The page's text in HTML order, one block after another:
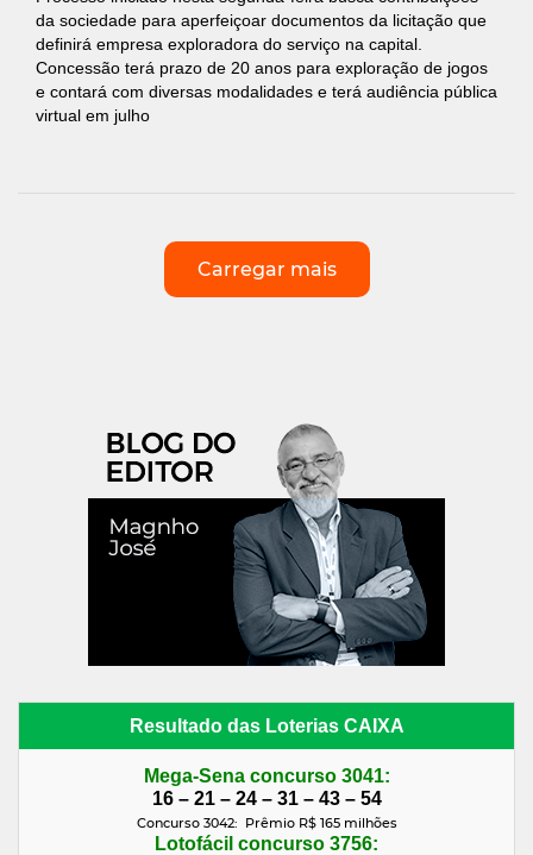
da sociedade para aperfeiçoar documentos da licitação que
definirá empresa exploradora do serviço na capital.
Concessão terá prazo de 20 anos para exploração de jogos
e contará com diversas modalidades e terá audiência pública
virtual em julho
Carregar mais
Resultado das Loterias CAIXA
Mega-Sena concurso 3041:
16 – 21 – 24 – 31 – 43 – 54
Concurso 3042: Prêmio R$ 165 milhões
Lotofácil concurso 3756: